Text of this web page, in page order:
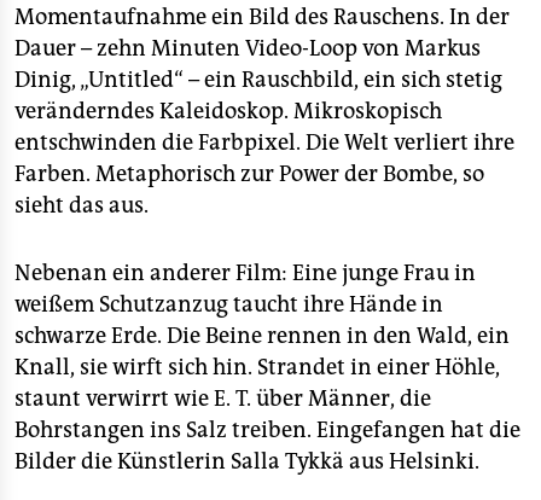
Momentaufnahme ein Bild des Rauschens. In der
Dauer – zehn Minuten Video-Loop von Markus
Dinig, „Untitled“ – ein Rauschbild, ein sich stetig
veränderndes Kaleidoskop. Mikroskopisch
entschwinden die Farbpixel. Die Welt verliert ihre
Farben. Metaphorisch zur Power der Bombe, so
sieht das aus.
Nebenan ein anderer Film: Eine junge Frau in
weißem Schutzanzug taucht ihre Hände in
schwarze Erde. Die Beine rennen in den Wald, ein
Knall, sie wirft sich hin. Strandet in einer Höhle,
staunt verwirrt wie E. T. über Männer, die
Bohrstangen ins Salz treiben. Eingefangen hat die
Bilder die Künstlerin Salla Tykkä aus Helsinki.